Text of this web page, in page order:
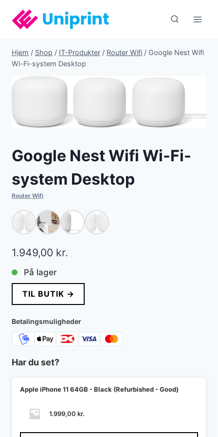
indhold
Hjem / Shop / IT-Produkter / Router Wifi / Google Nest Wifi
Wi-Fi-system Desktop
Google Nest Wifi Wi-Fi-
system Desktop
Router Wifi
1.949,00 kr.
På lager
TIL BUTIK →
Betalingsmuligheder
Har du set?
Apple iPhone 11 64GB - Black (Refurbished - Good)
1.999,00 kr.